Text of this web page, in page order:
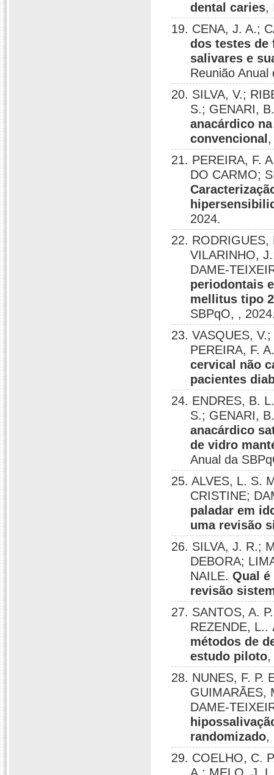
dental caries,
19. CENA, J. A.;
dos testes de
salivares e
Reunião
20. SILVA, V.;
S.; GENARI,
anacárdico
convencional
21. PEREIRA, F.
DO CARMO;
2024.
22.
VILARINHO,
DAME-
periodontais
mellitus tipo
SBPqO, ,
23. VASQUES,
PEREIRA, F.
cervical não
pacientes
24. ENDRES, B.
S.; GENARI,
anacárdico
de vidro
Anual da
25. ALVES, L. S.
CRISTINE;
paladar em
uma revisão
26. SILVA, J. R.;
DEBORA;
NAILE.Qual
revisão
27. SANTOS, A.
REZENDE, L..
métodos de
estudo piloto,
28. NUNES, F. P.
GUIMARÃES,
DAME-
randomizado,
29. COELHO, C.